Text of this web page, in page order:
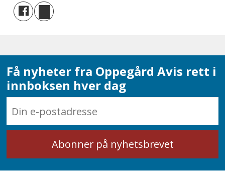
Få nyheter fra Oppegård Avis rett i
innboksen hver dag